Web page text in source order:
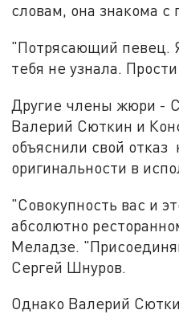
словам, она знакома с
"Потрясающий певец.
тебя не узнала.
Другие члены жюри -
Валерий Сюткин и
объяснили свой отказ
оригинальности в
"Совокупность вас и
абсолютно
Меладзе.
Сергей Шнуров.
Однако Валерий